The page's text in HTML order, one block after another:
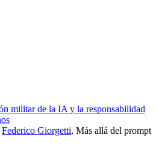
militar de la IA y la responsabilidad
Federico Giorgetti, Más allá del prompt